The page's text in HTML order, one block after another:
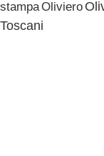
stampaOliviero
Toscani